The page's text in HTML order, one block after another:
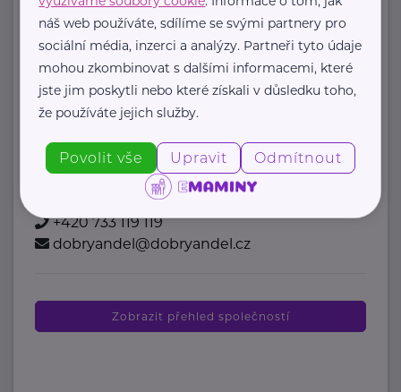
Nadace Dobrý anděl
Nadace Dobrý anděl pomáhá
maminka nebo tatínek potýkají ...
https://www.dobryandel.cz/
+420 733 119 119
dobryandel@dobryandel.cz
Zobrazit přehled společností
náš web používáte, sdílíme se svými partnery pro
sociální média, inzerci a analýzy. Partneři tyto údaje
mohou zkombinovat s dalšími informacemi, které
jste jim poskytli nebo které získali v důsledku toho,
že používáte jejich služby.
Povolit vše Upravit Odmítnout